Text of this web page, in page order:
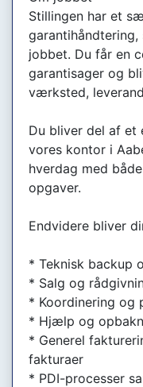
Stillingen har et
jobbet. Du får en
garantisager og
værksted,
Du bliver del af et
vores kontor i
hverdag med
opgaver.
Endvidere bliver
* Teknisk backup
* Salg og
* Koordinering og
* Hjælp og
* Generel
fakturaer
* PDI-processer